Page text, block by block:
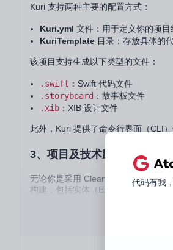
Kuri 支持两种主要的配置方式：
Kuri.yml 文件：用于定义你的项目
KuriTemplate 目录：存放具体的
该项目支持生成以下类型的文件：
.swift ：Swift 代码文件
.storyboard ：故事板文件
.xib ：XIB 设计文件
此外，Kuri 提供了命令行界面（CLI
3、项目及技术应用场景
无论你是采用 Clean Architecture，
构建，包括实体（Entity）、数据存
代码有我